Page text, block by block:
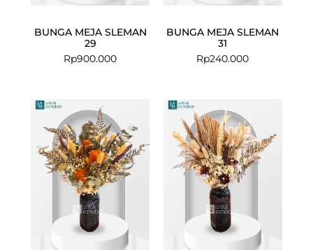
BUNGA MEJA SLEMAN
29
Rp900.000
BUNGA MEJA SLEMAN
31
Rp240.000